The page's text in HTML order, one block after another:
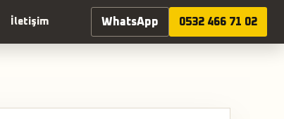
İletişim WhatsApp 0532 466 71 02